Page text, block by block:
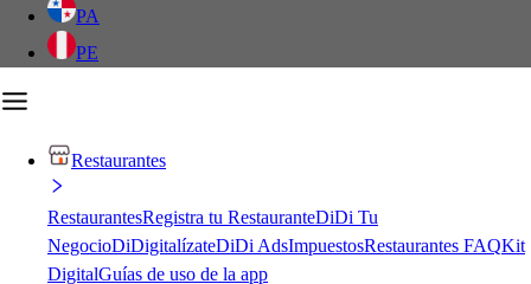
PA
PE
Restaurantes
RestaurantesRegistra tu RestauranteDiDi Tu
NegocioDiDigitalízateDiDi AdsImpuestosRestaurantes FAQKit
DigitalGuías de uso de la app